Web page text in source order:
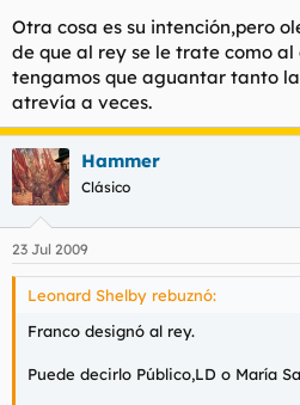
Otra cosa es su intención,pero
de que al rey se le trate como al
tengamos que aguantar tanto
atrevía a veces.
Hammer
Clásico
23 Jul 2009
Leonard Shelby rebuznó:
Franco designó al rey.
Puede decirlo Público,LD o María